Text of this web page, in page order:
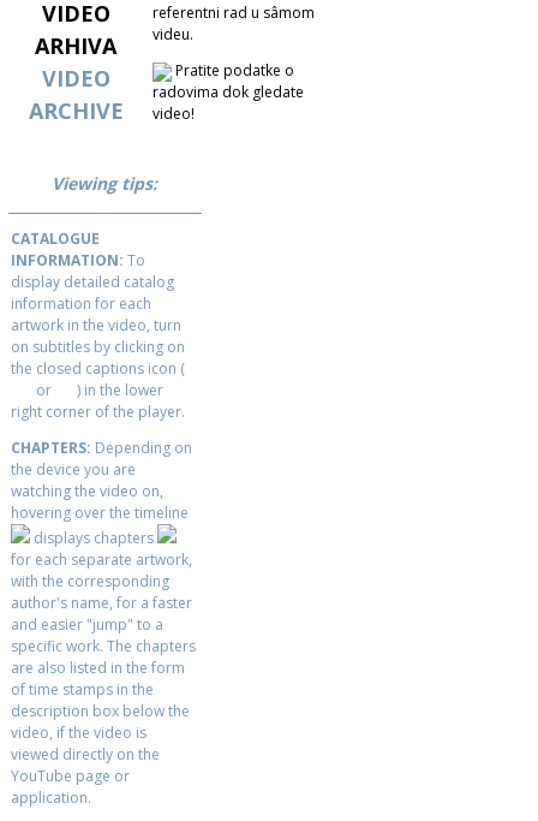
VIDEO
ARHIVA
VIDEO
ARCHIVE
referentni rad u sâmom
videu.
Pratite podatke o
radovima dok gledate
video!
Viewing tips:
CATALOGUE
INFORMATION: To
display detailed catalog
information for each
artwork in the video, turn
on subtitles by clicking on
the closed captions icon (
or
) in the lower
right corner of the player.
CHAPTERS: Depending on
the device you are
watching the video on,
hovering over the timeline
displays chapters
for each separate artwork,
with the corresponding
author's name, for a faster
and easier "jump" to a
specific work. The chapters
are also listed in the form
of time stamps in the
description box below the
video, if the video is
viewed directly on the
YouTube page or
application.